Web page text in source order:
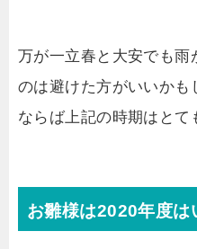
万が一立春と大安でも雨
のは避けた方がいいかも
ならば上記の時期はとて
お雛様は2020年度は